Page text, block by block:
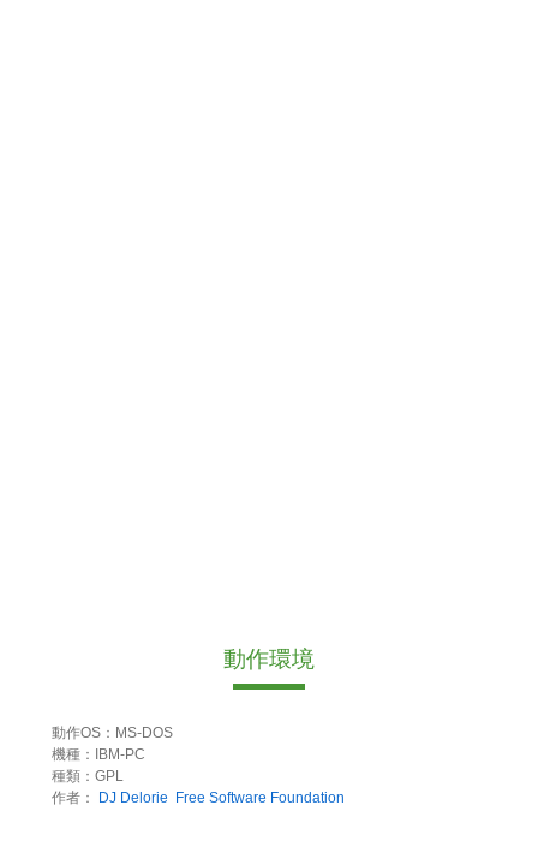
動作環境
動作OS：MS-DOS
機種：IBM-PC
種類：GPL
作者：
DJ Delorie Free Software Foundation